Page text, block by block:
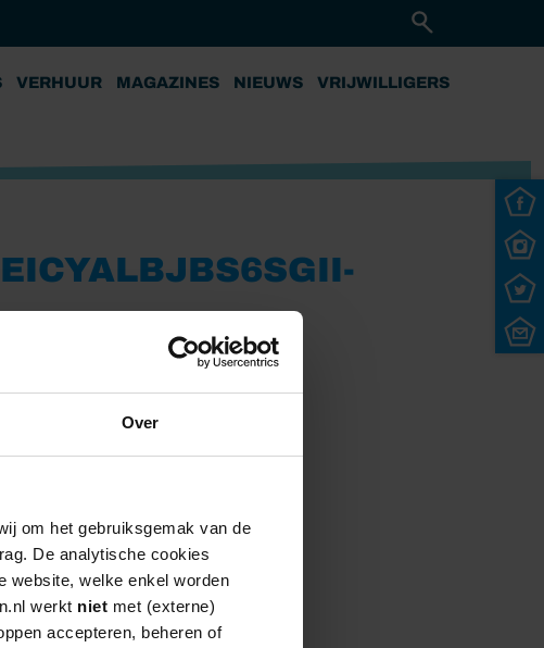
Over
om het gebruiksgemak van de
De analytische cookies
website, welke enkel worden
werkt niet met (externe)
accepteren, beheren of
VERHUUR MAGAZINES NIEUWS VRIJWILLIGERS